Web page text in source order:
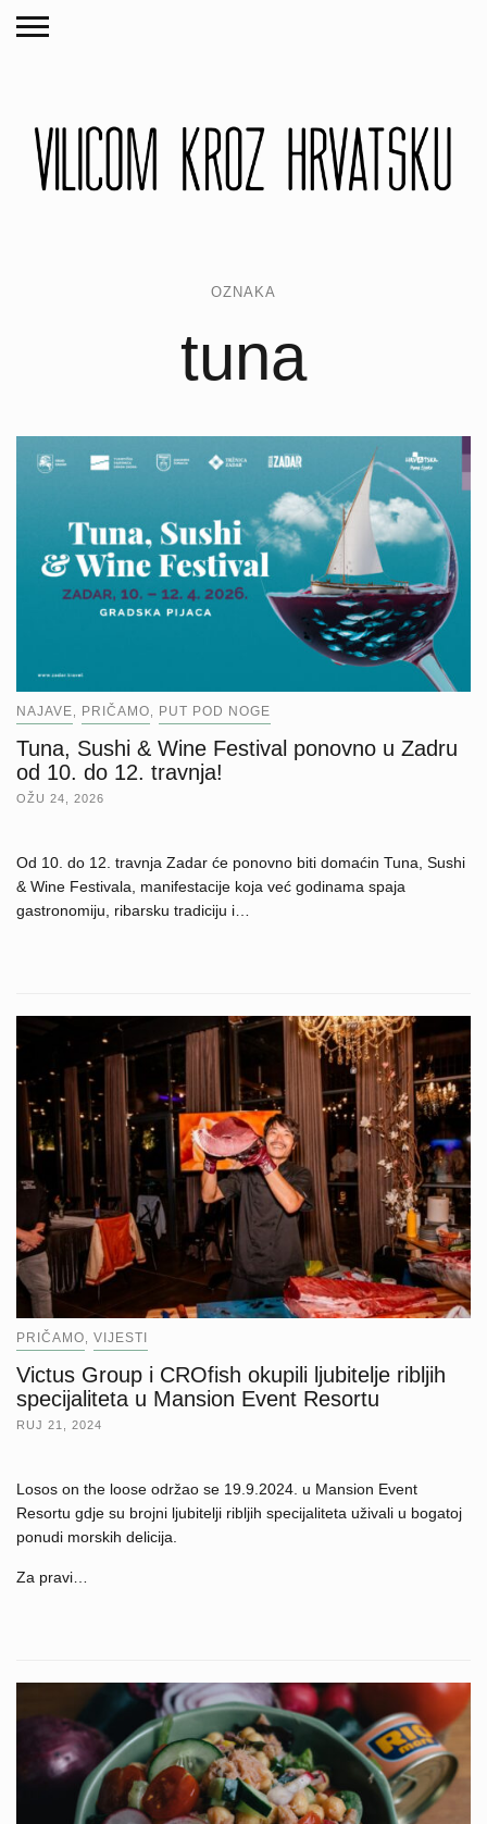
OZNAKA
tuna
NAJAVE PRIČAMO PUT POD NOGE
Tuna, Sushi & Wine Festival ponovno u Zadru
od 10. do 12. travnja!
OŽU 24, 2026
Od 10. do 12. travnja Zadar će ponovno biti domaćin Tuna, Sushi
& Wine Festivala, manifestacije koja već godinama spaja
gastronomiju, ribarsku tradiciju i…
PRIČAMO VIJESTI
Victus Group i CROfish okupili ljubitelje ribljih
specijaliteta u Mansion Event Resortu
RUJ 21, 2024
Losos on the loose održao se 19.9.2024. u Mansion Event
Resortu gdje su brojni ljubitelji ribljih specijaliteta uživali u bogatoj
ponudi morskih delicija.
Za pravi…